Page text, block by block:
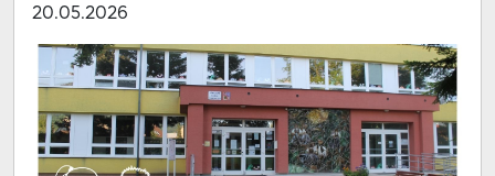
20.05.2026